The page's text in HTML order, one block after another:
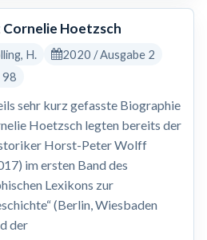
Hoetzsch
H.
2020 / Ausgabe 2
98
sehr kurz gefasste Biographie
Hoetzsch legten bereits der
Horst-Peter Wolff
im ersten Band des
Lexikons zur
(Berlin, Wiesbaden
der